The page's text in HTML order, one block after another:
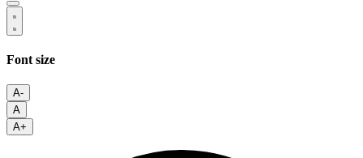
Font size
A-
A
A+